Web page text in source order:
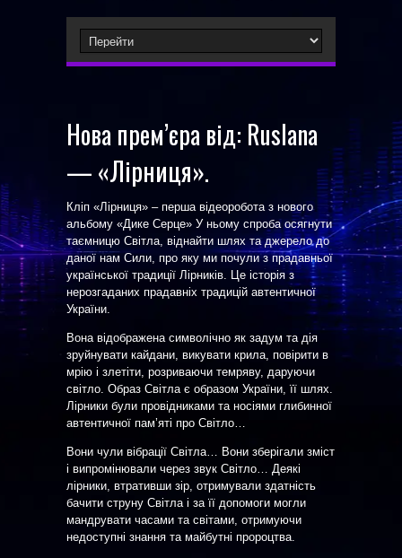
Нова прем’єра від: Ruslana
— «Лірниця».
Кліп «Лірниця» – перша відеоробота з нового
альбому «Дике Серце» У ньому спроба осягнути
таємницю Світла, віднайти шлях та джерело до
даної нам Сили, про яку ми почули з прадавньої
української традиції Лірників. Це історія з
нерозгаданих прадавніх традицій автентичної
України.
Вона відображена символічно як задум та дія
зруйнувати кайдани, викувати крила, повірити в
мрію і злетіти, розриваючи темряву, даруючи
світло. Образ Світла є образом України, її шлях.
Лірники були провідниками та носіями глибинної
автентичної пам’яті про Світло…
Вони чули вібрації Світла… Вони зберігали зміст
і випромінювали через звук Світло… Деякі
лірники, втративши зір, отримували здатність
бачити струну Світла і за її допомоги могли
мандрувати часами та світами, отримуючи
недоступні знання та майбутні пророцтва.